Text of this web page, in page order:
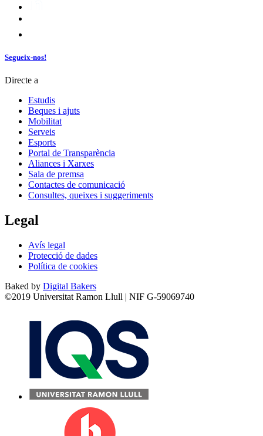
Segueix-nos!
Directe a
Estudis
Beques i ajuts
Mobilitat
Serveis
Esports
Portal de Transparència
Aliances i Xarxes
Sala de premsa
Contactes de comunicació
Consultes, queixes i suggeriments
Legal
Avís legal
Protecció de dades
Política de cookies
Baked by Digital Bakers
©2019 Universitat Ramon Llull | NIF G-59069740